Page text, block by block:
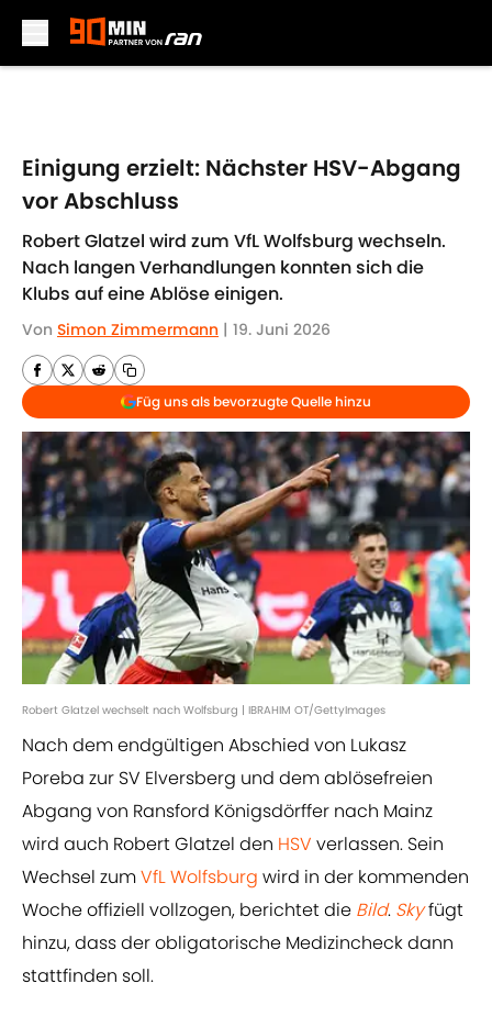
Einigung erzielt: Nächster HSV-Abgang
vor Abschluss
Robert Glatzel wird zum VfL Wolfsburg wechseln.
Nach langen Verhandlungen konnten sich die
Klubs auf eine Ablöse einigen.
Von Simon Zimmermann | 19. Juni 2026
Füg uns als bevorzugte Quelle hinzu
Robert Glatzel wechselt nach Wolfsburg | IBRAHIM OT/GettyImages
Nach dem endgültigen Abschied von Lukasz
Poreba zur SV Elversberg und dem ablösefreien
Abgang von Ransford Königsdörffer nach Mainz
wird auch Robert Glatzel den HSV verlassen. Sein
Wechsel zumVfL Wolfsburg wird in der kommenden
Woche offiziell vollzogen, berichtet die Bild. Skyfügt
hinzu, dass der obligatorische Medizincheck dann
stattfinden soll.